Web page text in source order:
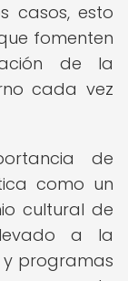
casos, esto
fomenten
de la
cada vez
de
como un
cultural de
a la
y programas